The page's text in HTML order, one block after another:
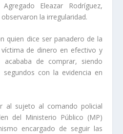
Eleazar Rodríguez,
la irregularidad.
quien dice ser panadero de la
de dinero en efectivo y
de comprar, siendo
con la evidencia en
al sujeto al comando policial
del Ministerio Público (MP)
encargado de seguir las